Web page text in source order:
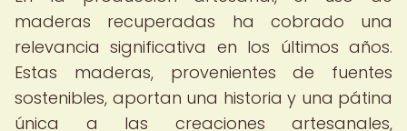
maderas recuperadas ha cobrado una
relevancia significativa en los últimos años.
Estas maderas, provenientes de fuentes
sostenibles, aportan una historia y una pátina
única a las creaciones artesanales,